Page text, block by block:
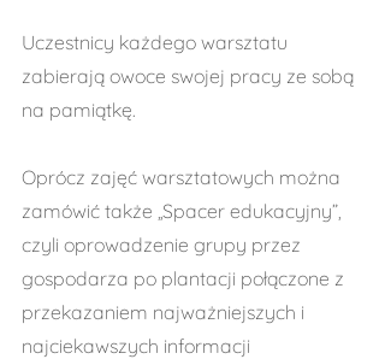
Uczestnicy każdego warsztatu
zabierają owoce swojej pracy ze sobą
na pamiątkę.
Oprócz zajęć warsztatowych można
zamówić także „Spacer edukacyjny”,
czyli oprowadzenie grupy przez
gospodarza po plantacji połączone z
przekazaniem najważniejszych i
najciekawszych informacji